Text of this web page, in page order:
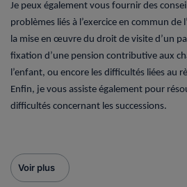
Je peux également vous fournir des
problèmes liés à l’exercice en commun
la mise en œuvre du droit de visite d’un
fixation d’une pension contributive aux
l’enfant, ou encore les difficultés liées au
Enfin, je vous assiste également pour
difficultés concernant les successions.
Voir plus